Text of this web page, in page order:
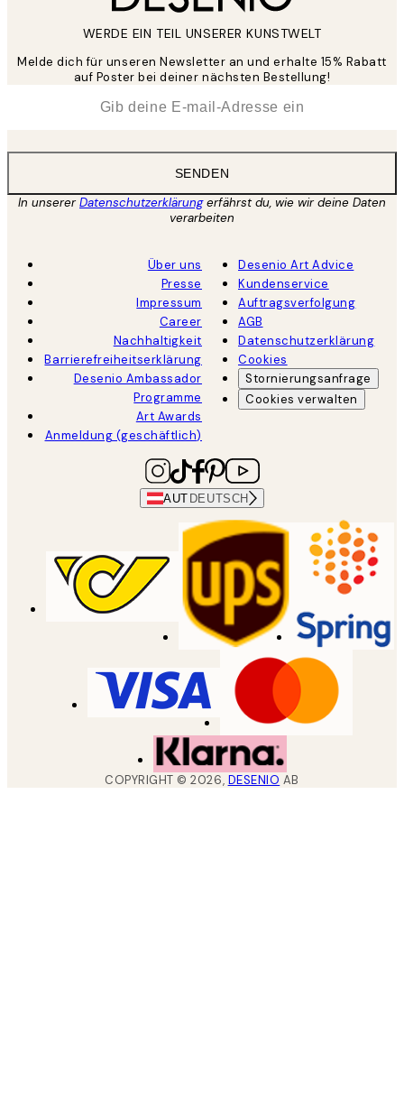
WERDE EIN TEIL UNSERER KUNSTWELT
Melde dich für unseren Newsletter an und erhalte 15% Rabatt
auf Poster bei deiner nächsten Bestellung!
SENDEN
In unsererDatenschutzerklärungerfährst du, wie wir deine Daten
verarbeiten
Über uns
Presse
Impressum
Career
Nachhaltigkeit
Barrierefreiheitserklärung
Desenio Ambassador
Programme
Art Awards
Anmeldung (geschäftlich)
Desenio Art Advice
Kundenservice
Auftragsverfolgung
AGB
Datenschutzerklärung
Cookies
Stornierungsanfrage
Cookies verwalten
AUT DEUTSCH
COPYRIGHT ©2026, DESENIO AB